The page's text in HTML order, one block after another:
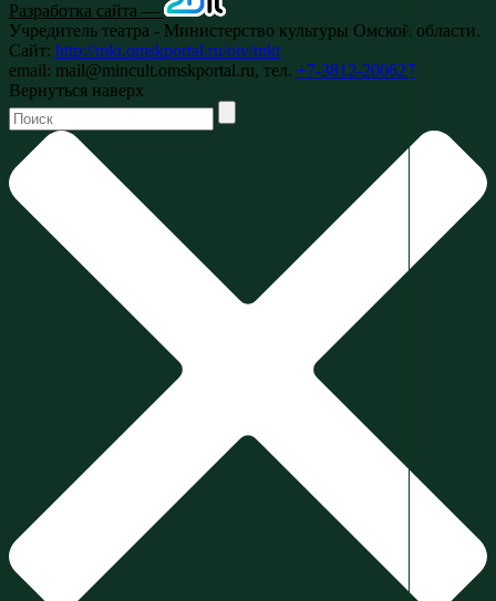
Разработка сайта —
Учредитель театра - Министерство культуры Омской области.
Сайт: http://mkt.omskportal.ru/oiv/mkt
email: mail@mincult.omskportal.ru, тел. +7-3812-200627
Вернуться наверх